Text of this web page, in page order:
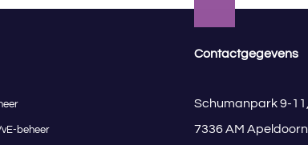
beheer
Contactgegevens
Schumanpark 9-11,
7336 AM Apeldoorn